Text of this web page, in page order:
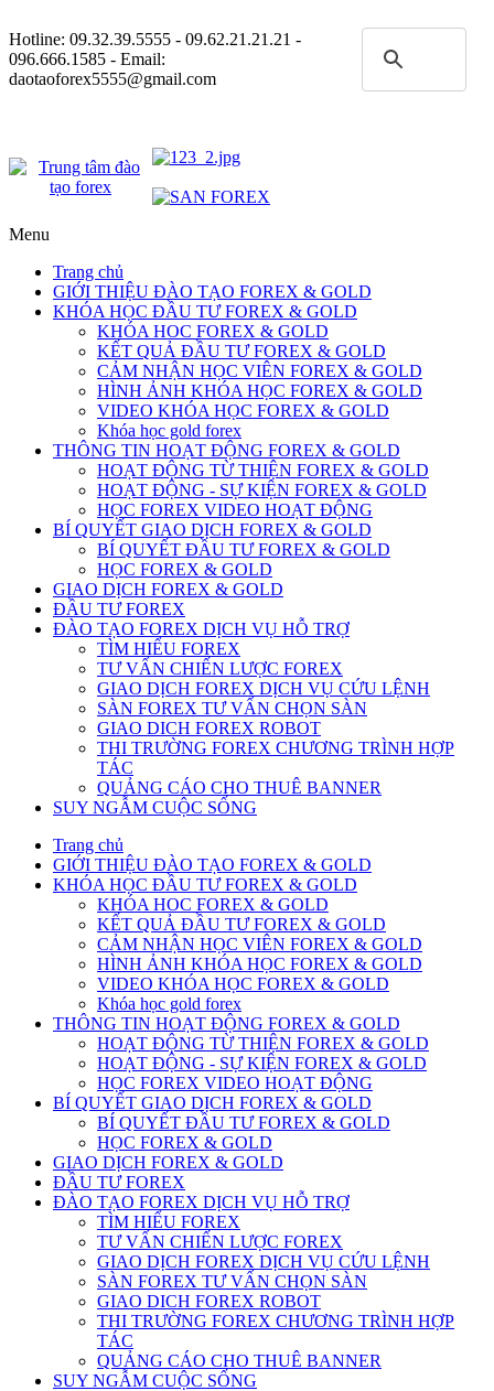
Hotline: 09.32.39.5555 - 09.62.21.21.21 -
096.666.1585 - Email:
daotaoforex5555@gmail.com
Menu
Trang chủ
GIỚI THIỆU ĐÀO TẠO FOREX & GOLD
KHÓA HỌC ĐẦU TƯ FOREX & GOLD
KHÓA HOC FOREX & GOLD
KẾT QUẢ ĐẦU TƯ FOREX & GOLD
CẢM NHẬN HỌC VIÊN FOREX & GOLD
HÌNH ẢNH KHÓA HỌC FOREX & GOLD
VIDEO KHÓA HỌC FOREX & GOLD
Khóa học gold forex
THÔNG TIN HOẠT ĐỘNG FOREX & GOLD
HOẠT ĐỘNG TỪ THIỆN FOREX & GOLD
HOẠT ĐỘNG - SỰ KIỆN FOREX & GOLD
HỌC FOREX VIDEO HOẠT ĐỘNG
BÍ QUYẾT GIAO DỊCH FOREX & GOLD
BÍ QUYẾT ĐẦU TƯ FOREX & GOLD
HỌC FOREX & GOLD
GIAO DỊCH FOREX & GOLD
ĐẦU TƯ FOREX
ĐÀO TẠO FOREX DỊCH VỤ HỖ TRỢ
TÌM HIỂU FOREX
TƯ VẤN CHIẾN LƯỢC FOREX
GIAO DỊCH FOREX DỊCH VỤ CỨU LỆNH
SÀN FOREX TƯ VẤN CHỌN SÀN
GIAO DICH FOREX ROBOT
THI TRƯỜNG FOREX CHƯƠNG TRÌNH HỢP
TÁC
QUẢNG CÁO CHO THUÊ BANNER
SUY NGẪM CUỘC SỐNG
Trang chủ
GIỚI THIỆU ĐÀO TẠO FOREX & GOLD
KHÓA HỌC ĐẦU TƯ FOREX & GOLD
KHÓA HOC FOREX & GOLD
KẾT QUẢ ĐẦU TƯ FOREX & GOLD
CẢM NHẬN HỌC VIÊN FOREX & GOLD
HÌNH ẢNH KHÓA HỌC FOREX & GOLD
VIDEO KHÓA HỌC FOREX & GOLD
Khóa học gold forex
THÔNG TIN HOẠT ĐỘNG FOREX & GOLD
HOẠT ĐỘNG TỪ THIỆN FOREX & GOLD
HOẠT ĐỘNG - SỰ KIỆN FOREX & GOLD
HỌC FOREX VIDEO HOẠT ĐỘNG
BÍ QUYẾT GIAO DỊCH FOREX & GOLD
BÍ QUYẾT ĐẦU TƯ FOREX & GOLD
HỌC FOREX & GOLD
GIAO DỊCH FOREX & GOLD
ĐẦU TƯ FOREX
ĐÀO TẠO FOREX DỊCH VỤ HỖ TRỢ
TÌM HIỂU FOREX
TƯ VẤN CHIẾN LƯỢC FOREX
GIAO DỊCH FOREX DỊCH VỤ CỨU LỆNH
SÀN FOREX TƯ VẤN CHỌN SÀN
GIAO DICH FOREX ROBOT
THI TRƯỜNG FOREX CHƯƠNG TRÌNH HỢP
TÁC
QUẢNG CÁO CHO THUÊ BANNER
SUY NGẪM CUỘC SỐNG